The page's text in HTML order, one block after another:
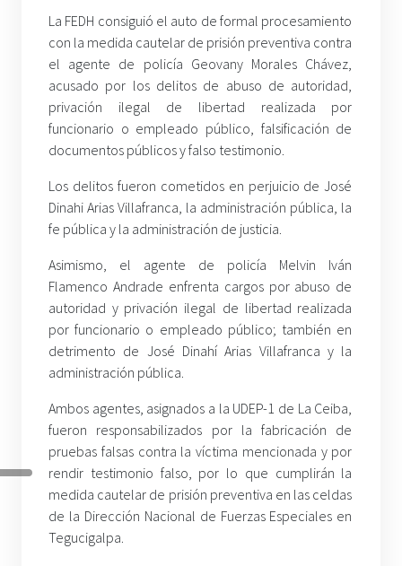
La FEDH consiguió el auto de formal procesamiento
con la medida cautelar de prisión preventiva contra
el agente de policía Geovany Morales Chávez,
acusado por los delitos de abuso de autoridad,
privación ilegal de libertad realizada por
funcionario o empleado público, falsificación de
documentos públicos y falso testimonio.
Los delitos fueron cometidos en perjuicio de José
Dinahi Arias Villafranca, la administración pública, la
fe pública y la administración de justicia.
Asimismo, el agente de policía Melvin Iván
Flamenco Andrade enfrenta cargos por abuso de
autoridad y privación ilegal de libertad realizada
por funcionario o empleado público; también en
detrimento de José Dinahí Arias Villafranca y la
administración pública.
Ambos agentes, asignados a la UDEP-1 de La Ceiba,
fueron responsabilizados por la fabricación de
pruebas falsas contra la víctima mencionada y por
rendir testimonio falso, por lo que cumplirán la
medida cautelar de prisión preventiva en las celdas
de la Dirección Nacional de Fuerzas Especiales en
Tegucigalpa.